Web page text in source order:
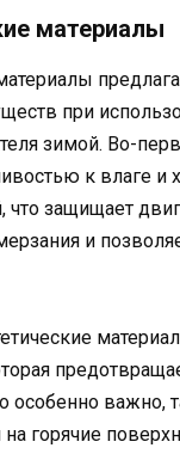
материалы
при
зимой. Во-
к влаге и
что защищает
и
особенно важно,
горячие